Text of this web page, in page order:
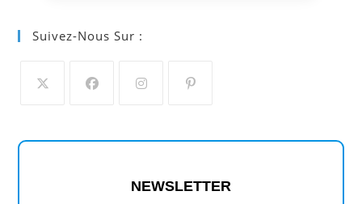
Suivez-Nous Sur :
dans
dans
dans
nouvel
dans
nouvel
NEWSLETTER